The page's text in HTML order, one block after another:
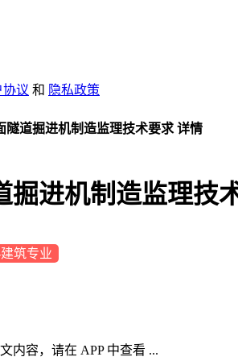
协议 和 隐私政策
隧道掘进机制造监理技术要求 详情
掘进机制造监理技
筑专业
内容，请在 APP 中查看 ...